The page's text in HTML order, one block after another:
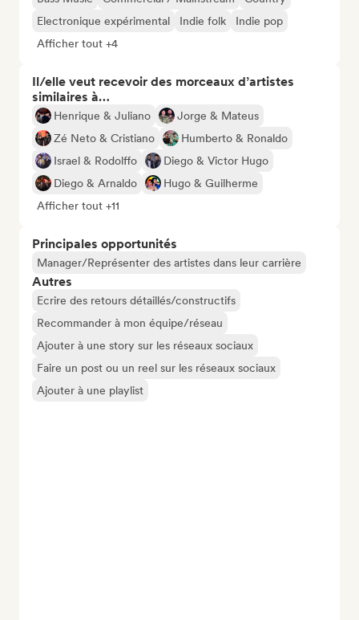
Electronique expérimental
Indie folk
Indie pop
Afficher tout +4
Il/elle veut recevoir des morceaux d’artistes
similaires à…
Henrique & Juliano
Jorge & Mateus
Zé Neto & Cristiano
Humberto & Ronaldo
Israel & Rodolffo
Diego & Victor Hugo
Diego & Arnaldo
Hugo & Guilherme
Afficher tout +11
Principales opportunités
Manager/Représenter des artistes dans leur carrière
Autres
Ecrire des retours détaillés/constructifs
Recommander à mon équipe/réseau
Ajouter à une story sur les réseaux sociaux
Faire un post ou un reel sur les réseaux sociaux
Ajouter à une playlist